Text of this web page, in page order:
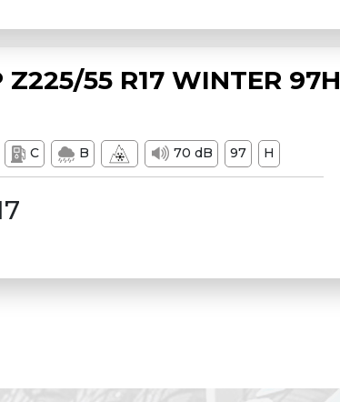
Z225/55 R17 WINTER 97H
C B 70 dB 97 H